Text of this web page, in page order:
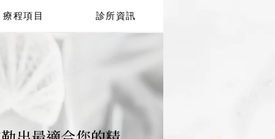
療程項目 診所資訊